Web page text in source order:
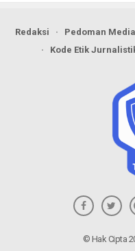
Redaksi Pedoman
Kode Etik
© Hak Cipta